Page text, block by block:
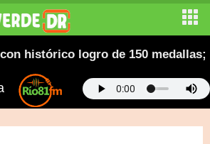
histórico logro de 150 medallas;